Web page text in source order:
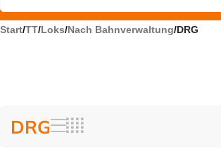
Start/TT/Loks/Nach Bahnverwaltung/DRG
DRG